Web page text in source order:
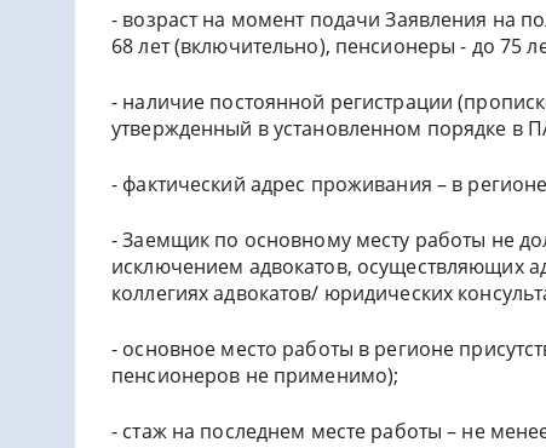
- возраст на момент подачи Заявления на
68 лет (включительно), пенсионеры - до 75
- наличие постоянной регистрации
утвержденный в установленном порядке в
- фактический адрес проживания – в
- Заемщик по основному месту работы не
исключением адвокатов, осуществляющих
коллегиях адвокатов/ юридических
- основное место работы в регионе
пенсионеров не применимо);
- стаж на последнем месте работы – не